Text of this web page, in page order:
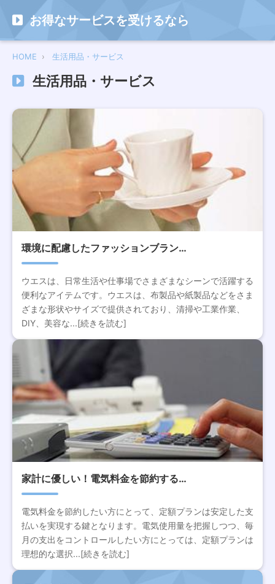
お得なサービスを受けるなら
HOME 生活用品・サービス
生活用品・サービス
環境に配慮したファッションブラン…
ウエスは、日常生活や仕事場でさまざまなシーンで活躍する
便利なアイテムです。ウエスは、布製品や紙製品などをさま
ざまな形状やサイズで提供されており、清掃や工業作業、
DIY、美容な...[続きを読む]
家計に優しい！電気料金を節約する…
電気料金を節約したい方にとって、定額プランは安定した支
払いを実現する鍵となります。電気使用量を把握しつつ、毎
月の支出をコントロールしたい方にとっては、定額プランは
理想的な選択...[続きを読む]